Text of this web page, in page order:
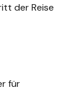
der Reise
für